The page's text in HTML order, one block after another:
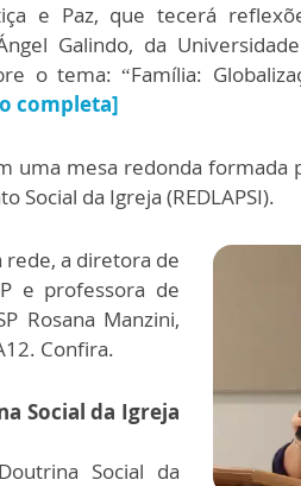
e Paz, que tecerá
Galindo, da
o tema: “Família:
completa]
uma mesa redonda formada
Social da Igreja (REDLAPSI).
rede, a diretora de
e professora de
Rosana Manzini,
Confira.
Social da Igreja
Social da